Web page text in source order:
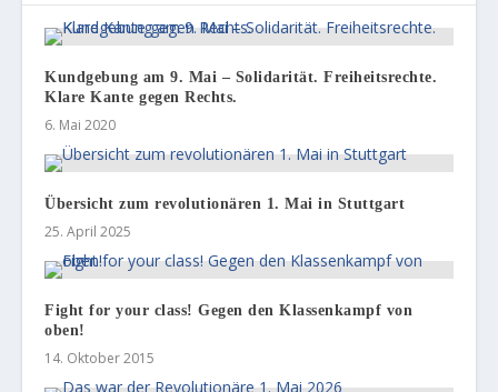
Kundgebung am 9. Mai – Solidarität. Freiheitsrechte.
Klare Kante gegen Rechts.
6. Mai 2020
Übersicht zum revolutionären 1. Mai in Stuttgart
25. April 2025
Fight for your class! Gegen den Klassenkampf von
oben!
14. Oktober 2015